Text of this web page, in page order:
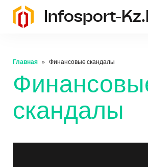
Infosport-
Главная Финансовые скандалы
скандалы